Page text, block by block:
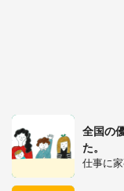
全国の
た。
仕事に